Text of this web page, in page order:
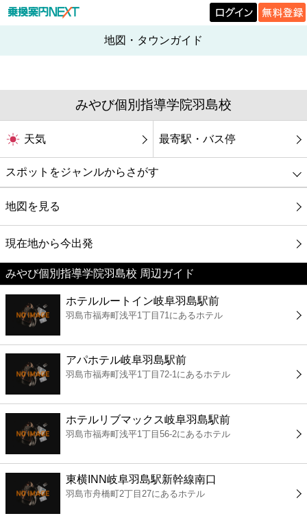
地図・タウンガイド
みやび個別指導学院羽島校
天気 最寄駅・バス停
スポットをジャンルからさがす
グルメ
映画
美容
コンビニ
薬局
スーパー
エンタメ
レジャー
書店
地図を見る
現在地から今出発
みやび個別指導学院羽島校 周辺ガイド
ホテルルートイン岐阜羽島駅前
羽島市福寿町浅平1丁目71にあるホテル
アパホテル岐阜羽島駅前
羽島市福寿町浅平1丁目72-1にあるホテル
ホテルリブマックス岐阜羽島駅前
羽島市福寿町浅平1丁目56-2にあるホテル
東横INN岐阜羽島駅新幹線南口
羽島市舟橋町2丁目27にあるホテル